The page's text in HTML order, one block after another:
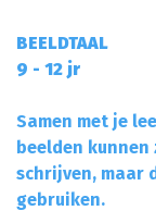
BEELDTAAL
9 - 12 jr
Samen met je
beelden
schrijven, maar
gebruiken.